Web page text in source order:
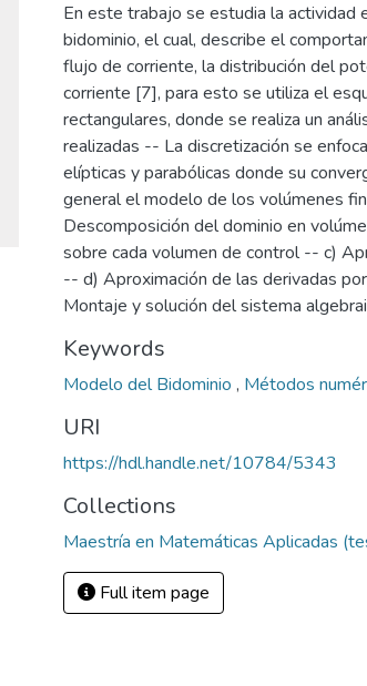
En este trabajo se estudia la actividad
bidominio, el cual, describe el
flujo de corriente, la distribución del
corriente [7], para esto se utiliza el
rectangulares, donde se realiza un
realizadas -- La discretización se
elípticas y parabólicas donde su
general el modelo de los volúmenes
Descomposición del dominio en
sobre cada volumen de control -- c)
-- d) Aproximación de las derivadas
Montaje y solución del sistema
Keywords
Modelo del Bidominio , Métodos
URI
https://hdl.handle.net/10784/5343
Collections
Maestría en Matemáticas Aplicadas
Full item page